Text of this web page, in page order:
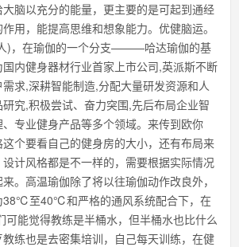
脑以充分的能量，更主要的是可起到通经
用，能提高思维和想象能力。优健脑运。
)，在瑜伽的一个分支———哈达瑜伽的基
内健身器材行业首家上市公司,英派斯不断
求,深耕智能制造,分配大量研发资源和人
究,积极尝试、奋力突围,先后布局企业智
专业健身产品等多个领域。来传到欧你
个要看自己的健身房的大小，还有布局来
计风格都是不一样的，需要根据实际情况
。高温瑜伽除了将以往瑜伽动作改良外，
38℃至40℃和严格的通风系统配合下，在
可能觉得教练是半桶水，但半桶水也比什么
练也是去密集培训，自己每天训练，在健